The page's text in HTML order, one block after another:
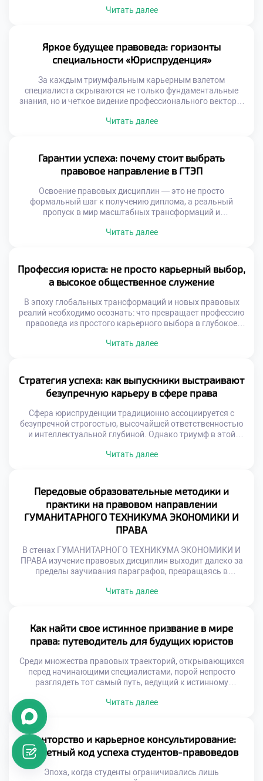
обретают мощный фундамент для личного и карьерного
в мир больших возможностей, где каждый студент
окружен заботой и […]
Читать далее
Яркое будущее правоведа: горизонты
специальности «Юриспруденция»
За каждым триумфальным карьерным взлетом
специалиста скрываются не только фундаментальные
знания, но и четкое видение профессионального вектора.
справедливости, охватывая в своей деятельности всё: от
обучение в московском техникуме становится тем самым
надежным стартом, который позволяет будущим
экспертам не просто освоить нормы, […]
Читать далее
Гарантии успеха: почему стоит выбрать
правовое направление в ГТЭП
Освоение правовых дисциплин — это не просто
формальный шаг к получению диплома, а реальный
пропуск в мир масштабных трансформаций и
мастеров своего дела учащиеся прокачивают
юридическая практика. Именно поэтому качественное
обучение в московском техникуме становится той самой
надежной гарантией, которая […]
Читать далее
Профессия юриста: не просто карьерный выбор,
а высокое общественное служение
В эпоху глобальных трансформаций и новых правовых
реалий необходимо осознать: что превращает профессию
правоведа из простого карьерного выбора в глубокое
неизбежно приходим к пониманию фундаментальной
техникуме становится тем самым надежным
фундаментом, который позволяет будущим специалистам
[…]
Читать далее
Стратегия успеха: как выпускники выстраивают
безупречную карьеру в сфере права
Сфера юриспруденции традиционно ассоциируется с
безупречной строгостью, высочайшей ответственностью
и интеллектуальной глубиной. Однако триумф в этой
знаний законов, но и от таланта виртуозно применять их
надежным трамплином, который позволяет будущим
специалистам заложить фундамент для долгосрочного
профессионального […]
Читать далее
Передовые образовательные методики и
практики на правовом направлении
ГУМАНИТАРНОГО ТЕХНИКУМА ЭКОНОМИКИ И
ПРАВА
В стенах ГУМАНИТАРНОГО ТЕХНИКУМА ЭКОНОМИКИ И
ПРАВА изучение правовых дисциплин выходит далеко за
пределы заучивания параграфов, превращаясь в
юриспруденции. Учащиеся оказываются в среде, где
становится ступенью к будущему профессиональному
триумфу. Именно поэтому осознанная учеба в техникуме
здесь воспринимается не […]
Читать далее
Как найти свое истинное призвание в мире
права: путеводитель для будущих юристов
Среди множества правовых траекторий, открывающихся
перед начинающими специалистами, порой непросто
разглядеть тот самый путь, ведущий к истинному
нормативных актов, а живой, пульсирующий мир
вызовов и безграничных возможностей. Именно поэтому
осознанная учеба в техникуме становится тем самым
надежным компасом, который помогает студентам не
только освоить законы, но и […]
Читать далее
Менторство и карьерное консультирование:
секретный код успеха студентов-правоведов
Эпоха, когда студенты ограничивались лишь